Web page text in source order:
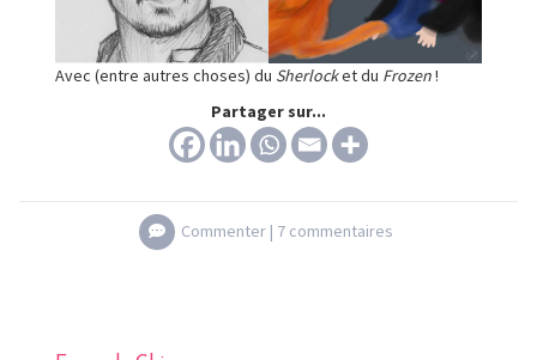
Avec (entre autres choses) du Sherlocket du Frozen!
Partager sur...
Commenter | 7 commentaires